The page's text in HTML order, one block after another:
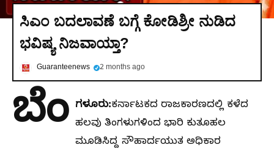
ಸಿಎಂ ಬದಲಾವಣೆ ಬಗ್ಗೆ ಕೋಡಿಶ್ರೀ ನುಡಿದ
ಭವಿಷ್ಯ ನಿಜವಾಯ್ತಾ?
Guaranteenews 2 months ago
ಬೆಂ ಗಳೂರು:ಕರ್ನಾಟಕದ ರಾಜಕಾರಣದಲ್ಲಿ ಕಳೆದ
ಹಲವು ತಿಂಗಳುಗಳಿಂದ ಭಾರಿ ಕುತೂಹಲ
ಮೂಡಿಸಿದ್ದ ಸೌಹಾರ್ದಯುತ ಅಧಿಕಾರ